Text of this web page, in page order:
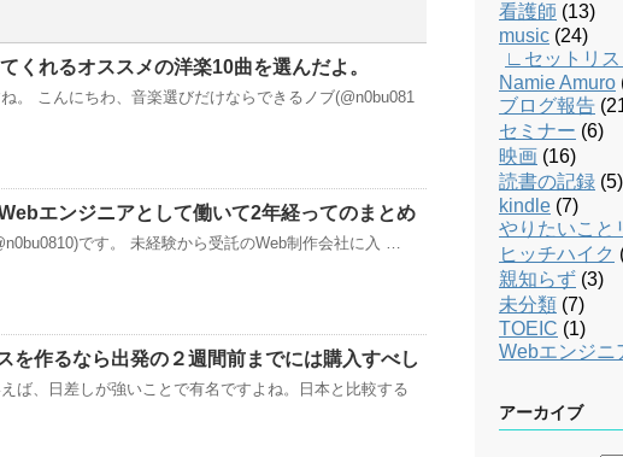
くれるオススメの洋楽10曲を選んだよ。
。 こんにちわ、音楽選びだけならできるノブ(@n0bu081
エンジニアとして働いて2年経ってのまとめ
です。 未経験から受託のWeb制作会社に入 …
を作るなら出発の２週間前までには購入すべし
ば、日差しが強いことで有名ですよね。日本と比較する
看護師 (13)
music (24)
∟セットリス
Namie Amuro
ブログ報告
セミナー (6)
映画 (16)
読書の記録 (5)
kindle (7)
やりたいこと
ヒッチハイク
親知らず (3)
未分類 (7)
TOEIC (1)
Webエンジニ
アーカイブ